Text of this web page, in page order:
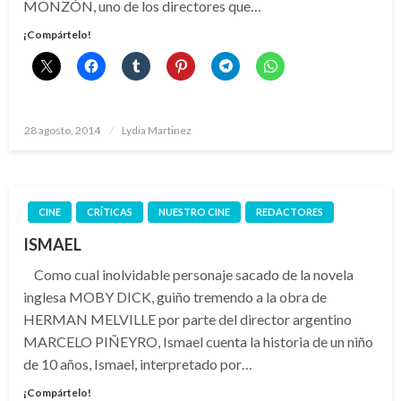
MONZÓN, uno de los directores que…
¡Compártelo!
Publicado
28 agosto, 2014 Lydia Martinez
CINE CRÍTICAS NUESTRO CINE REDACTORES
ISMAEL
Como cual inolvidable personaje sacado de la novela
inglesa MOBY DICK, guiño tremendo a la obra de
HERMAN MELVILLE por parte del director argentino
MARCELO PIÑEYRO, Ismael cuenta la historia de un niño
de 10 años, Ismael, interpretado por…
¡Compártelo!